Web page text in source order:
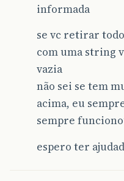
informada
se vc retirar
com uma string
vazia
não sei se tem
acima, eu
sempre
espero ter